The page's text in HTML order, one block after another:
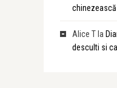
chinezească
Alice Tla
desculti si